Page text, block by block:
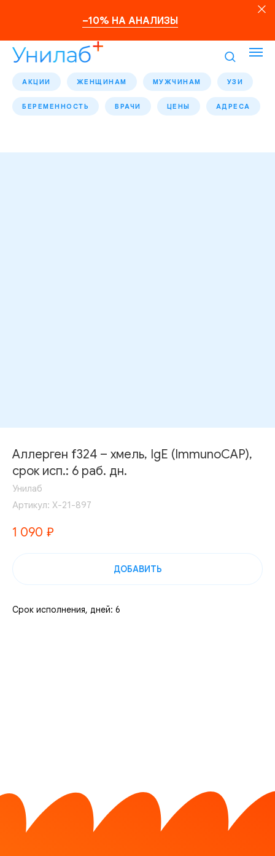
–10% НА АНАЛИЗЫ
АКЦИИ ЖЕНЩИНАМ МУЖЧИНАМ УЗИ
БЕРЕМЕННОСТЬ ВРАЧИ ЦЕНЫ АДРЕСА
Аллерген f324 – хмель, IgE (ImmunoCAP),
срок исп.: 6 раб. дн.
Унилаб
Артикул: Х-21-897
1 090 ₽
ДОБАВИТЬ
Срок исполнения, дней: 6